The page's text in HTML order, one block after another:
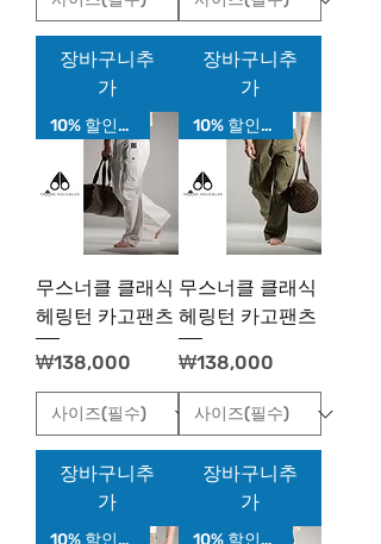
장바구니추
가
장바구니추
가
10% 할인가!
무스너클 클래식
헤링턴 카고팬츠
가격
₩138,000
장바구니추
가
10% 할인가!
무스너클 클래식
헤링턴 카고팬츠
가격
₩138,000
장바구니추
가